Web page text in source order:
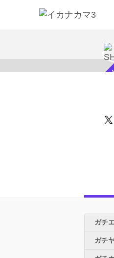
スカウ
ガチ
ガチ